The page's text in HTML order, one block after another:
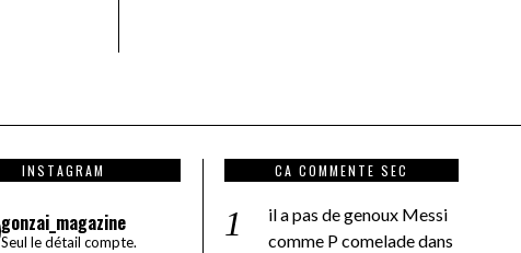
INSTAGRAM
gonzai_magazine
Seul le détail compte.
CA COMMENTE SEC
il a pas de genoux Messi
comme P comeladedans